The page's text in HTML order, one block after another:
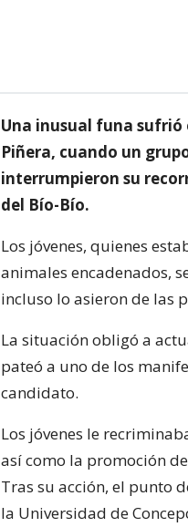
Una inusual funa sufrió
Piñera, cuando un
interrumpieron su
del Bío-Bío.
Los jóvenes, quienes
animales encadenados,
incluso lo asieron de las
La situación obligó a
pateó a uno de los
candidato.
Los jóvenes le
así como la promoción
Tras su acción, el punto
la Universidad de